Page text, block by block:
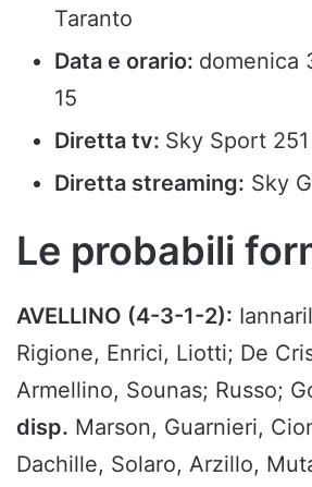
Taranto
Data e orario: domenica
15
Diretta tv: Sky Sport 251
Diretta streaming: Sky
Le probabili
AVELLINO (4-3-1-2):
Rigione, Enrici, Liotti; De
Armellino, Sounas; Russo;
disp. Marson, Guarnieri,
Dachille, Solaro, Arzillo,